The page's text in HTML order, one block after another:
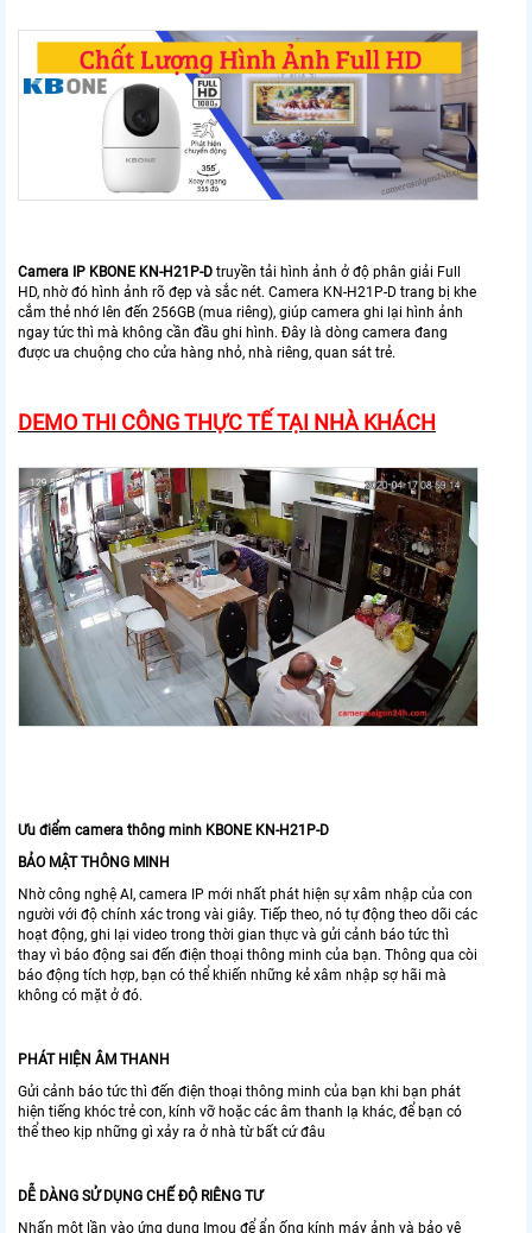
Camera IP KBONE KN-H21P-D truyền tải hình ảnh ở độ phân giải Full
HD, nhờ đó hình ảnh rõ đẹp và sắc nét. Camera KN-H21P-D trang bị khe
cắm thẻ nhớ lên đến 256GB (mua riêng), giúp camera ghi lại hình ảnh
ngay tức thì mà không cần đầu ghi hình. Đây là dòng camera đang
được ưa chuộng cho cửa hàng nhỏ, nhà riêng, quan sát trẻ.
DEMO THI CÔNG THỰC TẾ TẠI NHÀ KHÁCH
Ưu điểm camera thông minh KBONE KN-H21P-D
BẢO MẬT THÔNG MINH
Nhờ công nghệ AI, camera IP mới nhất phát hiện sự xâm nhập của con
người với độ chính xác trong vài giây. Tiếp theo, nó tự động theo dõi các
hoạt động, ghi lại video trong thời gian thực và gửi cảnh báo tức thì
thay vì báo động sai đến điện thoại thông minh của bạn. Thông qua còi
báo động tích hợp, bạn có thể khiến những kẻ xâm nhập sợ hãi mà
không có mặt ở đó.
PHÁT HIỆN ÂM THANH
Gửi cảnh báo tức thì đến điện thoại thông minh của bạn khi bạn phát
hiện tiếng khóc trẻ con, kính vỡ hoặc các âm thanh lạ khác, để bạn có
thể theo kịp những gì xảy ra ở nhà từ bất cứ đâu
DỄ DÀNG SỬ DỤNG CHẾ ĐỘ RIÊNG TƯ
Nhấn một lần vào ứng dụng Imou để ẩn ống kính máy ảnh và bảo vệ